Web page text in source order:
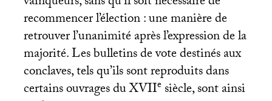
recommencer l’élection : une manière de
retrouver l’unanimité après l’expression de la
majorité. Les bulletins de vote destinés aux
conclaves, tels qu’ils sont reproduits dans
certains ouvrages duXVIIesiècle, sont ainsi